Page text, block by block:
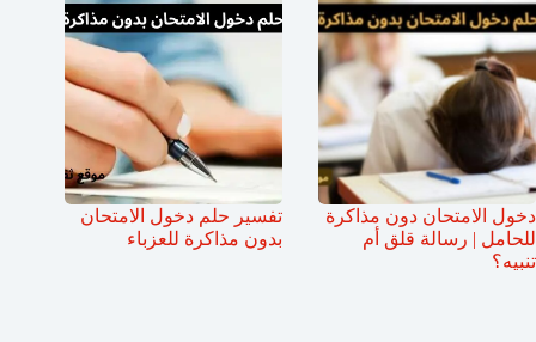
دخول الامتحان دون مذاكرة
للحامل | رسالة قلق أم
تنبيه؟
تفسير حلم دخول الامتحان
بدون مذاكرة للعزباء